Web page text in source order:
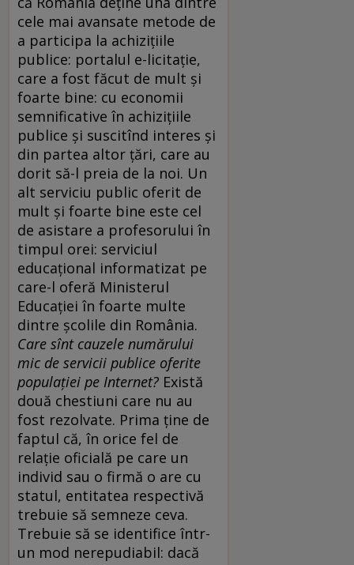
cele mai avansate metode de
a participa la achiziţiile
publice: portalul e-licitaţie,
care a fost făcut de mult şi
foarte bine: cu economii
semnificative în achiziţiile
publice şi suscitînd interes şi
din partea altor ţări, care au
dorit să-l preia de la noi. Un
alt serviciu public oferit de
mult şi foarte bine este cel
de asistare a profesorului în
timpul orei: serviciul
educaţional informatizat pe
care-l oferă Ministerul
Educaţiei în foarte multe
dintre şcolile din România.
Care sînt cauzele numărului
mic de servicii publice oferite
populaţiei pe Internet? Există
două chestiuni care nu au
fost rezolvate. Prima ţine de
faptul că, în orice fel de
relaţie oficială pe care un
individ sau o firmă o are cu
statul, entitatea respectivă
trebuie să semneze ceva.
Trebuie să se identifice într-
un mod nerepudiabil: dacă